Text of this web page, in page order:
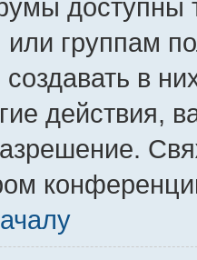
доступны
или группам
в
действия,